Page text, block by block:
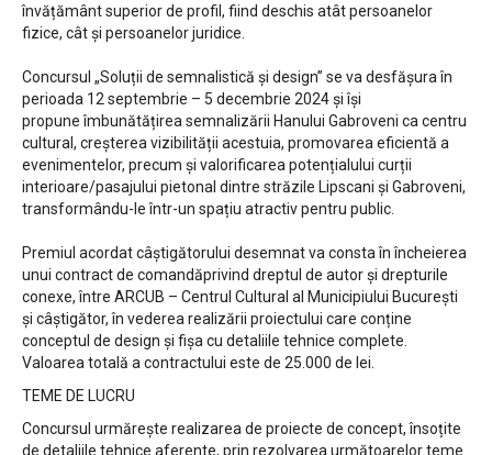
învățământ superior de profil, fiind deschis atât persoanelor
fizice, cât și persoanelor juridice.
Concursul „Soluții de semnalistică și design” se va desfășura în
perioada 12 septembrie – 5 decembrie 2024 și își
propune îmbunătățirea semnalizării Hanului Gabroveni ca centru
cultural, creșterea vizibilității acestuia, promovarea eficientă a
evenimentelor, precum și valorificarea potențialului curții
interioare/pasajului pietonal dintre străzile Lipscani și Gabroveni,
transformându-le într-un spațiu atractiv pentru public.
Premiul acordat câștigătorului desemnat va consta în încheierea
unui contract de comandăprivind dreptul de autor și drepturile
conexe, între ARCUB – Centrul Cultural al Municipiului București
și câștigător, în vederea realizării proiectului care conține
conceptul de design și fișa cu detaliile tehnice complete.
Valoarea totală a contractului este de 25.000 de lei.
TEME DE LUCRU
Concursul urmărește realizarea de proiecte de concept, însoțite
de detaliile tehnice aferente, prin rezolvarea următoarelor teme